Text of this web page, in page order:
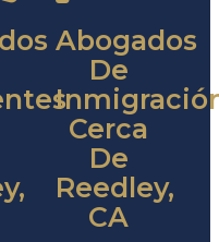
Abogados
De
Cerca
De
Reedley,
CA